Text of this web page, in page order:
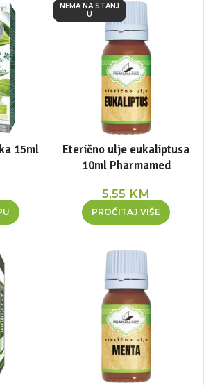
15ml
NEMA NA STANJ
U
Eterično ulje eukaliptusa
10ml Pharmamed
5,55 KM
PROČITAJ VIŠE